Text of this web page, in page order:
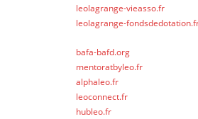
leolagrange-vieasso.fr
leolagrange-
bafa-bafd.org
mentoratbyleo.fr
alphaleo.fr
leoconnect.fr
hubleo.fr